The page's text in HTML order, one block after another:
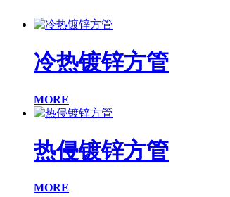
冷热镀锌方管
MORE
热侵镀锌方管
MORE